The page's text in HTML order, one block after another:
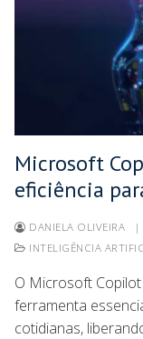
Microsoft
eficiência
DANIELA OLIVEIRA |
INTELIGÊNCIA
O Microsoft
ferramenta
cotidianas,